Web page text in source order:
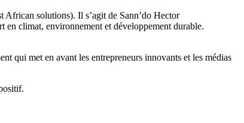
solutions). Il s’agit de Sann’do Hector
climat, environnement et développement durable.
qui met en avant les entrepreneurs innovants et les médias